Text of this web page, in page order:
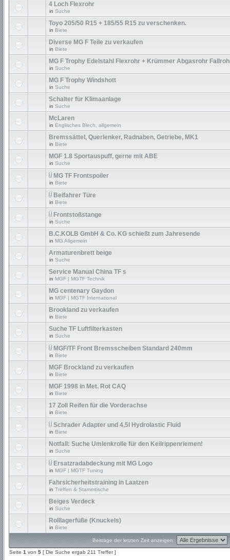
4 Loch Flexrohr
in Suche
Toyo 205/50 R15 + 185/55 R15 zu verschenken.
in Biete
Diverse MG F Teile zu verkaufen
in Biete
MG F Trophy Edelstahl Flexrohr + Krümmer Abgasrohr
in Suche
MG F Trophy Windshott
in Suche
Schalter für Klimaanlage
in Suche
McLaren
in Englisches Blech, allgemein
Bremssättel, Querlenker, Radnaben, Getriebe, MK1
in Biete
MGF 1.8 Sportauspuff, gerne mit ABE
in Suche
MG TF Frontspoiler
in Biete
Beifahrer Türe
in Biete
Frontstoßstange
in Suche
B.C.KOLB GmbH & Co. KG schießt zum Jahresende
in MG Allgemein
Armaturenbrett beige
in Suche
Service Manual China TF s
in MGF | MGTF Technik
MG centenary Gaydon
in MGF | MGTF International
Brookland zu verkaufen
in Biete
Suche TF Luftfilterkasten
in Suche
MGF/TF Front Bremsscheiben Standard 240mm
in Biete
MGF Brockland zu verkaufen
in Biete
MGF 1998 in Met. Rot CAQ
in Biete
17 Zoll Reifen für die Vorderachse
in Biete
Schrader Adapter und 4,5l Hydrolastic Fluid
in Biete
Notfall: Suche Umlenkrolle für den Keilrippenriemen!
in Suche
Ersatzradabdeckung mit MG Logo
in MGF | MGTF Tuning
Fahrsicherheitstraining in Laatzen
in Treffen & Stammtische
Beiges Verdeck
in Suche
Rolllagerfüße (Knuckels)
in Biete
Beiträge der letzten Zeit anzeigen:
Seite 1 von 5 [ Die Suche ergab 211 Treffer ]